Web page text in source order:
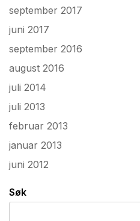
september 2017
juni 2017
september 2016
august 2016
juli 2014
juli 2013
februar 2013
januar 2013
juni 2012
Søk